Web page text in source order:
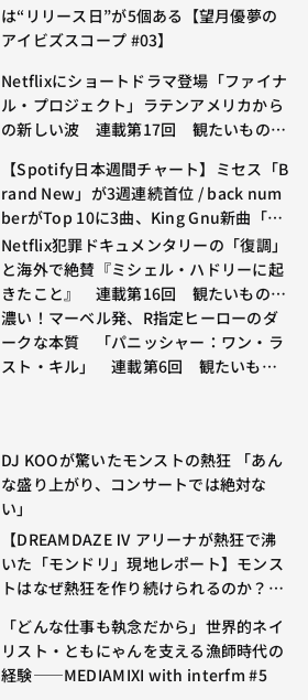
は“リリース日”が5個ある【望月優夢の
アイビズスコープ #03】
Netflixにショートドラマ登場「ファイナ
ル・プロジェクト」ラテンアメリカから
の新しい波 連載第17回 観たいものが
【Spotify日本週間チャート】ミセス「B
rand New」が3週連続首位 / back num
berがTop 10に3曲、King Gnu新曲「G
O GHOST」が初登場〜集計期間：2026
年7/24〜7/30
Netflix犯罪ドキュメンタリーの「復調」
と海外で絶賛『ミシェル・ハドリーに起
きたこと』 連載第16回 観たいものが
多すぎる～稲垣貴俊の配信時評
濃い！マーベル発、R指定ヒーローのダ
ークな本質 「パニッシャー：ワン・ラ
スト・キル」 連載第6回 観たいもの
DJ KOOが驚いたモンストの熱狂 「あん
な盛り上がり、コンサートでは絶対な
い」
【DREAMDAZE Ⅳ アリーナが熱狂で沸
いた「モンドリ」現地レポート】モンス
トはなぜ熱狂を作り続けられるのか？コ
や、兎田ぺこら、壱百満天原サロメらも
集結
「どんな仕事も執念だから」世界的ネイ
リスト・ともにゃんを支える漁師時代の
経験——MEDIAMIXI with interfm #5